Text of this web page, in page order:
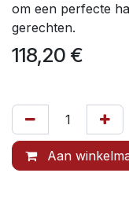
om een perfecte
gerechten.
118,20 €
Aan